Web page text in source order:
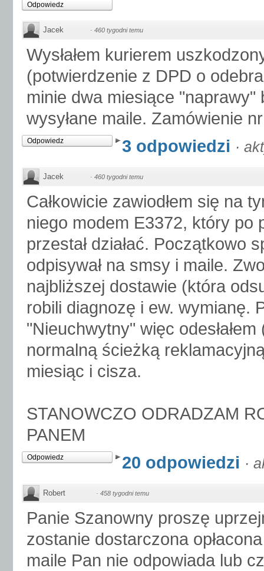
Odpowiedz
Jacek · 460 tygodni temu
Wysłałem kurierem
(potwierdzenie z DPD o
minie dwa miesiące
wysyłane maile. Zamówienie
Odpowiedz 3 odpowiedzi ·
Jacek · 460 tygodni temu
Całkowicie zawiodłem się na
niego modem E3372, który po
przestał działać. Początkowo
odpisywał na smsy i maile.
najbliższej dostawie (która
robili diagnozę i ew. wymianę.
"Nieuchwytny" więc
normalną ścieżką
miesiąc i cisza.
STANOWCZO ODRADZAM
PANEM
Odpowiedz 20 odpowiedzi ·
Robert · 458 tygodni temu
Panie Szanowny proszę
zostanie dostarczona
maile Pan nie odpowiada lub